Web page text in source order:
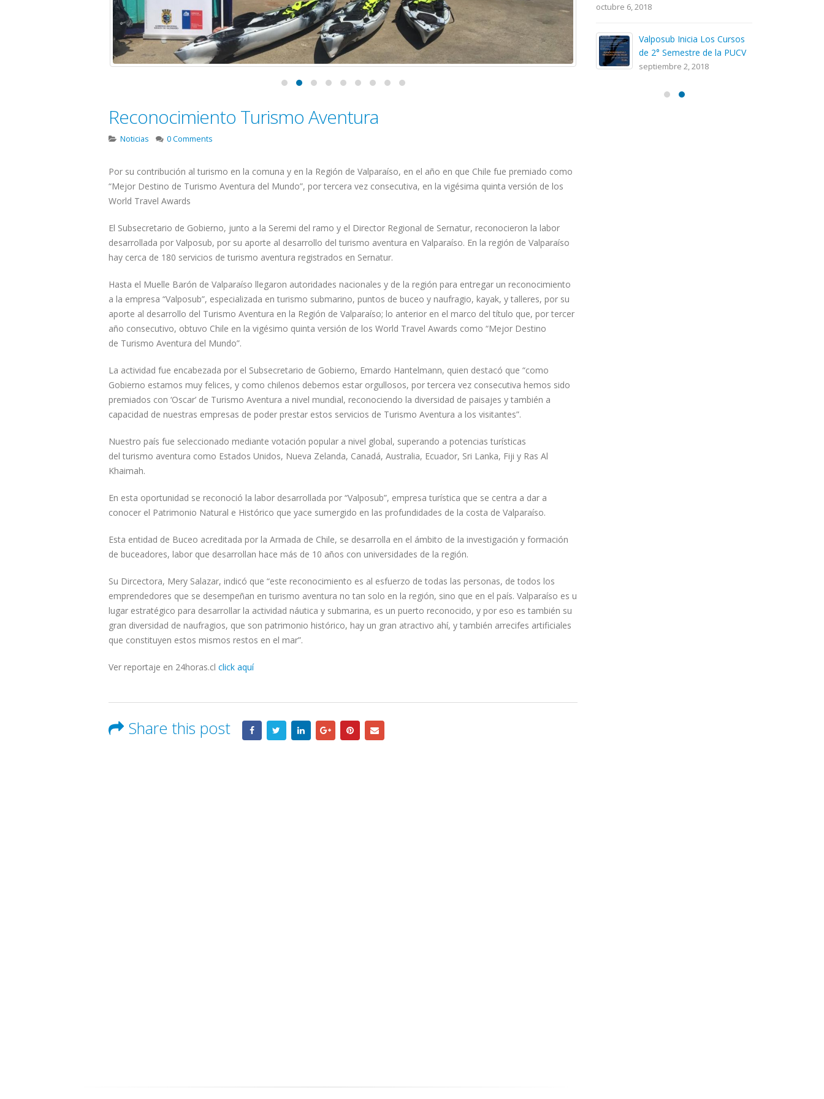
Reconocimiento Turismo Aventura
Noticias 0 Comments
Por su contribución al turismo en la comuna y en la Región de Valparaíso, en el año en que Chile fue premiado como
“Mejor Destino de Turismo Aventura del Mundo”, por tercera vez consecutiva, en la vigésima quinta versión de los
World Travel Awards
El Subsecretario de Gobierno, junto a la Seremi del ramo y el Director Regional de Sernatur, reconocieron la labor
desarrollada por Valposub, por su aporte al desarrollo del turismo aventura en Valparaíso. En la región de Valparaíso
hay cerca de 180 servicios de turismo aventura registrados en Sernatur.
Hasta el Muelle Barón de Valparaíso llegaron autoridades nacionales y de la región para entregar un reconocimiento
a la empresa “Valposub”, especializada en turismo submarino, puntos de buceo y naufragio, kayak, y talleres, por su
aporte al desarrollo del Turismo Aventura en la Región de Valparaíso; lo anterior en el marco del título que, por tercer
año consecutivo, obtuvo Chile en la vigésimo quinta versión de los World Travel Awards como “Mejor Destino
de Turismo Aventura del Mundo”.
La actividad fue encabezada por el Subsecretario de Gobierno, Emardo Hantelmann, quien destacó que “como
Gobierno estamos muy felices, y como chilenos debemos estar orgullosos, por tercera vez consecutiva hemos sido
premiados con ‘Oscar’ de Turismo Aventura a nivel mundial, reconociendo la diversidad de paisajes y también a
capacidad de nuestras empresas de poder prestar estos servicios de Turismo Aventura a los visitantes”.
Nuestro país fue seleccionado mediante votación popular a nivel global, superando a potencias turísticas
del turismo aventura como Estados Unidos, Nueva Zelanda, Canadá, Australia, Ecuador, Sri Lanka, Fiji y Ras Al
Khaimah.
En esta oportunidad se reconoció la labor desarrollada por “Valposub”, empresa turística que se centra a dar a
conocer el Patrimonio Natural e Histórico que yace sumergido en las profundidades de la costa de Valparaíso.
Esta entidad de Buceo acreditada por la Armada de Chile, se desarrolla en el ámbito de la investigación y formación
de buceadores, labor que desarrollan hace más de 10 años con universidades de la región.
Su Dircectora, Mery Salazar, indicó que “este reconocimiento es al esfuerzo de todas las personas, de todos los
emprendedores que se desempeñan en turismo aventura no tan solo en la región, sino que en el país. Valparaíso es u
lugar estratégico para desarrollar la actividad náutica y submarina, es un puerto reconocido, y por eso es también su
gran diversidad de naufragios, que son patrimonio histórico, hay un gran atractivo ahí, y también arrecifes artificiales
que constituyen estos mismos restos en el mar”.
Ver reportaje en 24horas.cl click aquí
Share this post
noviembre 27, 2018
Curso DGTMYMM
Universidad Católica
octubre 21, 2018
octubre 6, 2018
Valposub Inicia Los Cursos
de 2° Semestre de la PUCV
septiembre 2, 2018
noviembre 27, 2018
Curso DGTMYMM
Universidad Católica
octubre 21, 2018
octubre 6, 2018
Valposub Inicia Los Cursos
de 2° Semestre de la PUCV
septiembre 2, 2018